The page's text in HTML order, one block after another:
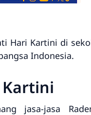
Hari Kartini di
Indonesia.
Kartini
jasa-jasa